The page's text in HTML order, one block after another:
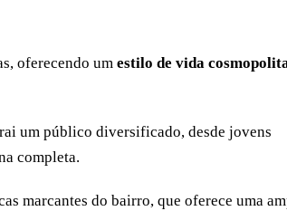
oferecendo um estilo de vida
um público diversificado, desde jovens
completa.
marcantes do bairro, que oferece uma